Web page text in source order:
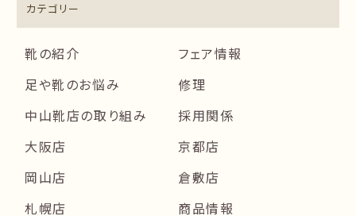
カテゴリー
靴の紹介
フェア情報
足や靴のお悩み
修理
中山靴店の取り組み
採用関係
大阪店
京都店
岡山店
倉敷店
札幌店
商品情報